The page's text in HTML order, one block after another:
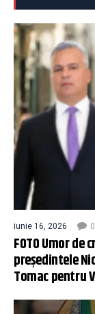
iunie 16, 2026
FOTO Umor
președintele
Tomac pentru